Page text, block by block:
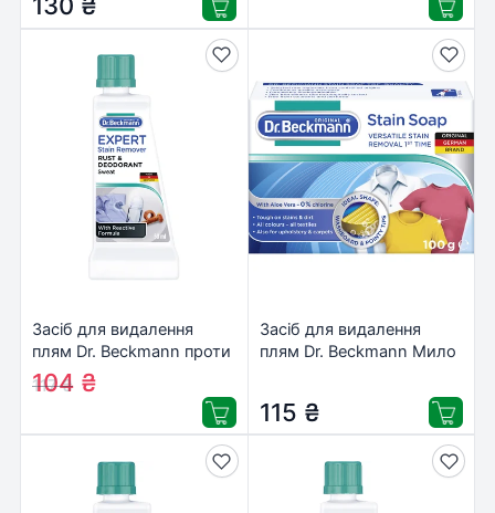
Засіб для видалення
плям Dr. Beckmann проти
плям іржі, дезодоранту
та поту 50 мл
(4008455004099/4008455589718)
117₴
104 ₴
Засіб для видалення
плям Dr. Beckmann Мило
(4008455011813/
115 ₴